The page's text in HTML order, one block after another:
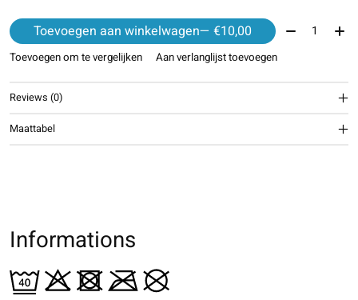
Toevoegen aan winkelwagen — €10,00 Aantal:
Toevoegen om te vergelijken Aan verlanglijst toevoegen
Reviews (0)
Maattabel
Informations